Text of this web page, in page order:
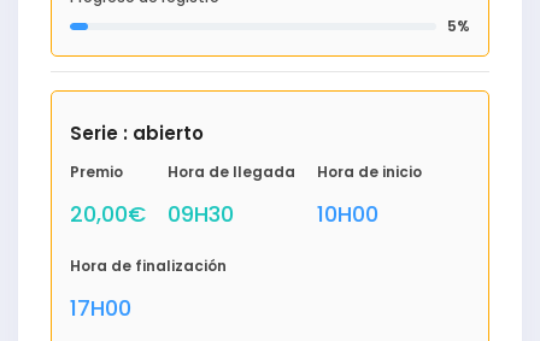
5%
Serie : abierto
Premio
20,00€
Hora de llegada
09H30
Hora de inicio
10H00
Hora de finalización
17H00